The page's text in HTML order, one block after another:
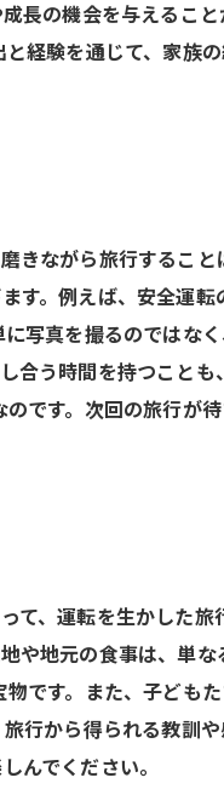
長の機会を与えること
経験を通じて、家族
きながら旅行すること
す。例えば、安全運転
写真を撮るのではな
合う時間を持つことも
です。次回の旅行が
て、運転を生かした旅
や地元の食事は、単な
です。また、子ども
行から得られる教訓
んでください。